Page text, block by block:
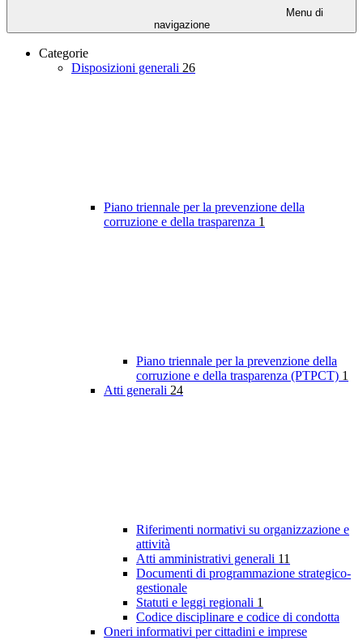
Menu di
navigazione
Categorie
Disposizioni generali 26
Piano triennale per la prevenzione della
corruzione e della trasparenza 1
Piano triennale per la prevenzione della
corruzione e della trasparenza (PTPCT) 1
Atti generali 24
Riferimenti normativi su organizzazione e
attività
Atti amministrativi generali 11
Documenti di programmazione strategico-
gestionale
Statuti e leggi regionali 1
Codice disciplinare e codice di condotta
Oneri informativi per cittadini e imprese